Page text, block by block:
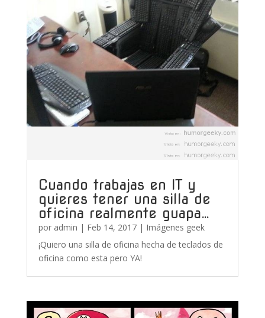
Cuando trabajas en IT y
quieres tener una silla de
oficina realmente guapa…
por admin | Feb 14, 2017| Imágenes geek
¡Quiero una silla de oficina hecha de teclados de
oficina como esta pero YA!